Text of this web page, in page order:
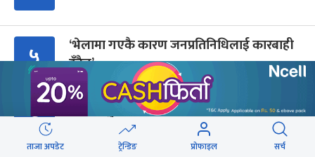
५
‘भेलामा गएकै कारण जनप्रतिनिधिलाई कारबाही
हुँदैन’
६
एकवर्षे मुख्यमन्त्री बन्न एमालेको शक्ति संघर्ष
ताजा अपडेट ट्रेन्डिङ प्रोफाइल सर्च